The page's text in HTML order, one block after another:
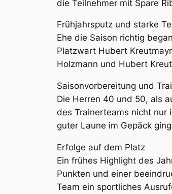
die Teilnehmer mit Spare
Frühjahrsputz und starke
Ehe die Saison richtig
Platzwart Hubert
Holzmann und Hubert
Saisonvorbereitung und
Die Herren 40 und 50, als
des Trainerteams nicht nur
guter Laune im Gepäck
Erfolge auf dem Platz
Ein frühes Highlight des
Punkten und einer
Team ein sportliches